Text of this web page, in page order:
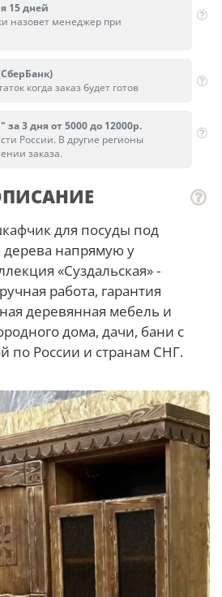
15 дней
назовет менеджер при
когда заказ будет готов
3 дня от 5000 до 12000р.
России. В другие регионы
заказа.
для посуды под
дерева напрямую у
«Суздальская» -
работа, гарантия
деревянная мебель и
дома, дачи, бани с
по России и странам СНГ.